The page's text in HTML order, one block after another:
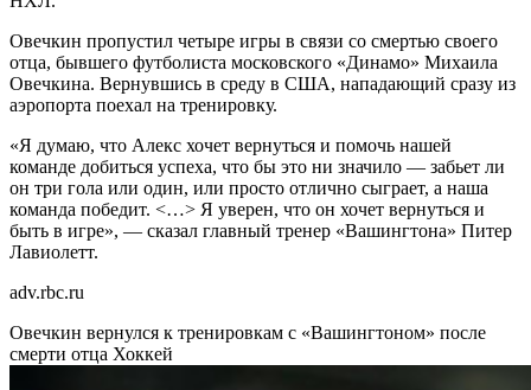
Овечкин пропустил четыре игры в связи со смертью своего
отца, бывшего футболиста московского «Динамо» Михаила
Овечкина. Вернувшись в среду в США, нападающий сразу из
аэропорта поехал на тренировку.
«Я думаю, что Алекс хочет вернуться и помочь нашей
команде добиться успеха, что бы это ни значило — забьет ли
он три гола или один, или просто отлично сыграет, а наша
команда победит. <…> Я уверен, что он хочет вернуться и
быть в игре», — сказал главный тренер «Вашингтона» Питер
Лавиолетт.
adv.rbc.ru
Овечкин вернулся к тренировкам с «Вашингтоном» после
смерти отца Хоккей